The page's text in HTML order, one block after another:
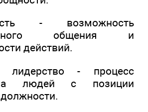
- возможность
общения и
действий.
лидерство - процесс
людей с позиции